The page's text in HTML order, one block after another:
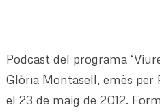
Podcast del programa
Glòria Montasell, emès per
el 23 de maig de 2012.